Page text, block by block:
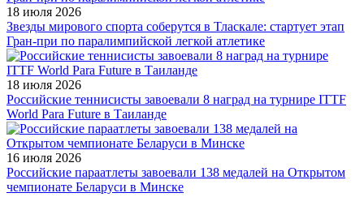
18 июля 2026
Звезды мирового спорта соберутся в Тласкале: стартует этап
Гран-при по паралимпийской легкой атлетике
18 июля 2026
Российские теннисисты завоевали 8 наград на турнире ITTF
World Para Future в Таиланде
16 июля 2026
Российские параатлеты завоевали 138 медалей на Открытом
чемпионате Беларуси в Минске